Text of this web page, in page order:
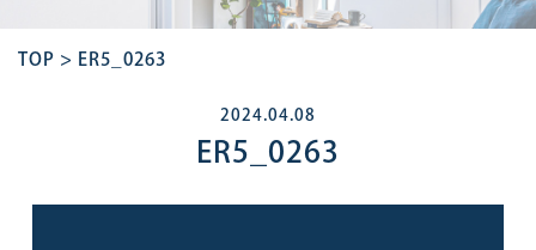
TOP > ER5_0263
2024.04.08
ER5_0263